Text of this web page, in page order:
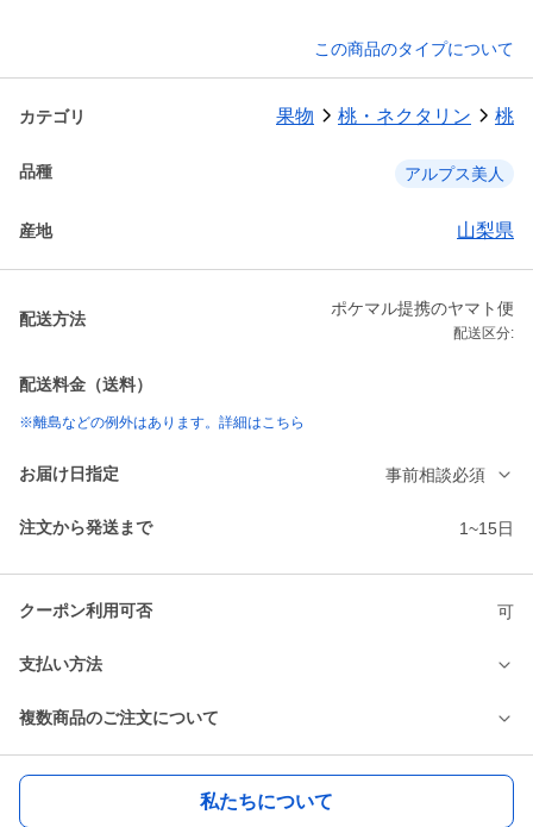
この商品のタイプについて
カテゴリ 果物 桃・ネクタリン 桃
品種 アルプス美人
産地 山梨県
配送方法
ポケマル提携のヤマト便
配送区分:
配送料金（送料）
※離島などの例外はあります。詳細はこちら
お届け日指定 事前相談必須
注文から発送まで 1~15日
クーポン利用可否 可
支払い方法
複数商品のご注文について
私たちについて